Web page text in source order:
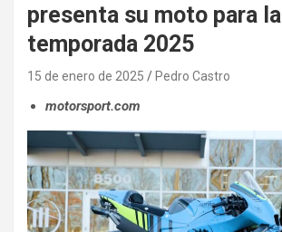
presenta su moto para la
temporada 2025
15 de enero de 2025 Pedro Castro
motorsport.com